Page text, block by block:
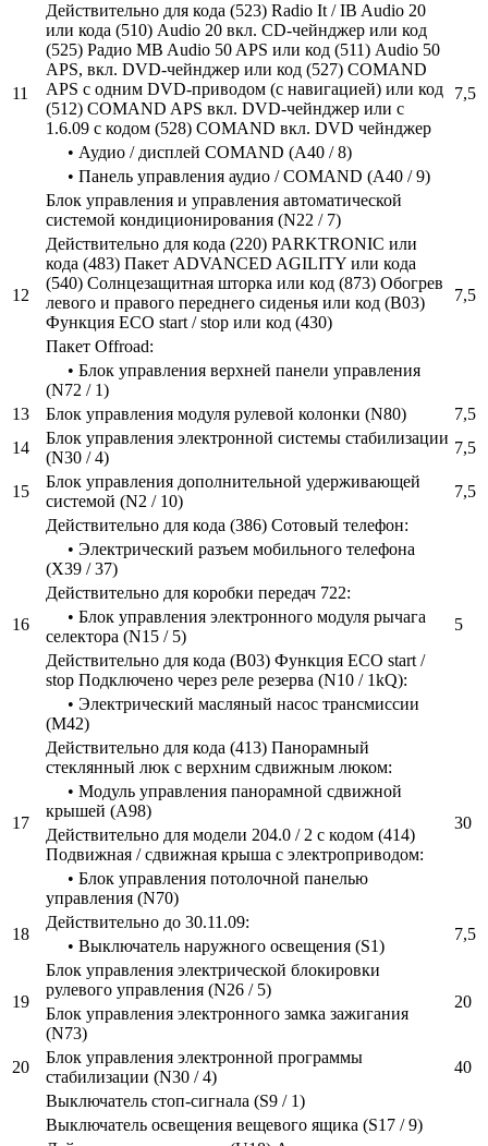
11
Действительно для кода (523) Radio It / IB Audio 20
или кода (510) Audio 20 вкл. CD-чейнджер или код
(525) Радио MB Audio 50 APS или код (511) Audio 50
APS, вкл. DVD-чейнджер или код (527) COMAND
APS с одним DVD-приводом (с навигацией) или код
(512) COMAND APS вкл. DVD-чейнджер или с
1.6.09 с кодом (528) COMAND вкл. DVD чейнджер
7,5
• Аудио / дисплей COMAND (A40 / 8)
• Панель управления аудио / COMAND (A40 / 9)
12
Блок управления и управления автоматической
системой кондиционирования (N22 / 7)
7,5
Действительно для кода (220) PARKTRONIC или
кода (483) Пакет ADVANCED AGILITY или кода
(540) Солнцезащитная шторка или код (873) Обогрев
левого и правого переднего сиденья или код (B03)
Функция ECO start / stop или код (430)
Пакет Offroad:
• Блок управления верхней панели управления
(N72 / 1)
13
Блок управления модуля рулевой колонки (N80)
7,5
14
Блок управления электронной системы стабилизации
(N30 / 4)
7,5
15
Блок управления дополнительной удерживающей
системой (N2 / 10)
7,5
16
Действительно для кода (386) Сотовый телефон:
5
• Электрический разъем мобильного телефона
(X39 / 37)
Действительно для коробки передач 722:
• Блок управления электронного модуля рычага
селектора (N15 / 5)
Действительно для кода (B03) Функция ECO start /
stop Подключено через реле резерва (N10 / 1kQ):
• Электрический масляный насос трансмиссии
(M42)
17
Действительно для кода (413) Панорамный
стеклянный люк с верхним сдвижным люком:
30
• Модуль управления панорамной сдвижной
крышей (A98)
Действительно для модели 204.0 / 2 с кодом (414)
Подвижная / сдвижная крыша с электроприводом:
• Блок управления потолочной панелью
управления (N70)
18
Действительно до 30.11.09:
7,5
• Выключатель наружного освещения (S1)
19
Блок управления электрической блокировки
рулевого управления (N26 / 5)
20
Блок управления электронного замка зажигания
(N73)
20
Блок управления электронной программы
стабилизации (N30 / 4)
40
Выключатель стоп-сигнала (S9 / 1)
Выключатель освещения вещевого ящика (S17 / 9)